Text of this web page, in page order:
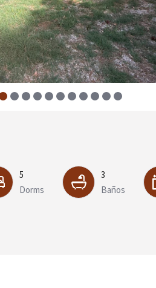
5
Dorms
3
Baños